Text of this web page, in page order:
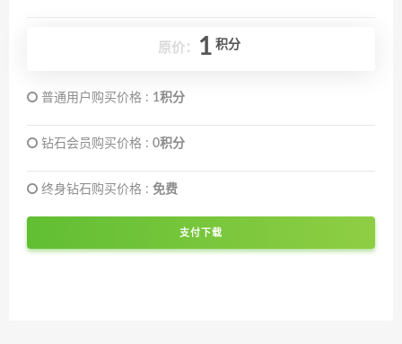
原价： 1 积分
普通用户购买价格 : 1积分
钻石会员购买价格 : 0积分
终身钻石购买价格 : 免费
支付下载